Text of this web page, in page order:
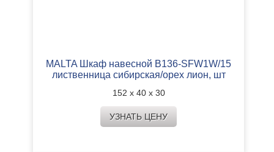
MALTA Шкаф навесной B136-SFW1W/15
лиственница сибирская/орех лион, шт
152 х 40 х 30
УЗНАТЬ ЦЕНУ